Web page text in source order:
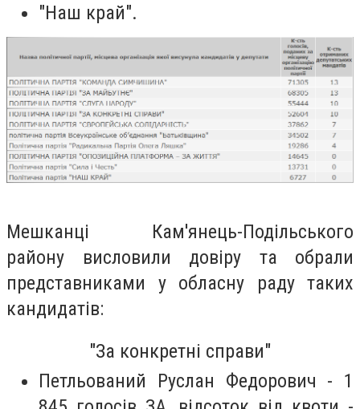
"Наш край".
Мешканці Кам'янець-Подільського
району висловили довіру та обрали
представниками у обласну раду таких
кандидатів:
"За конкретні справи"
Петльований Руслан Федорович - 1